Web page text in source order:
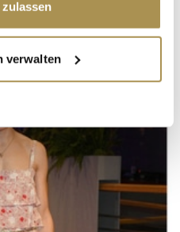
geografische Lage
Meter genau sein
identifizieren
Ihre persönlichen Daten
Sie Ihre Präferenzen im
verwalten